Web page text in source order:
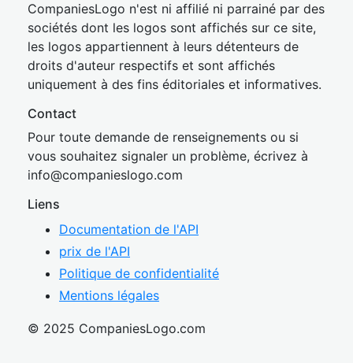
CompaniesLogo n'est ni affilié ni parrainé par des
sociétés dont les logos sont affichés sur ce site,
les logos appartiennent à leurs détenteurs de
droits d'auteur respectifs et sont affichés
uniquement à des fins éditoriales et informatives.
Contact
Pour toute demande de renseignements ou si
vous souhaitez signaler un problème, écrivez à
info@companieslogo.com
Liens
Documentation de l'API
prix de l'API
Politique de confidentialité
Mentions légales
© 2025 CompaniesLogo.com